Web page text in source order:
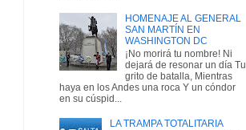
HOMENAJE AL GENERAL
SAN MARTÍN EN
WASHINGTON DC
¡No morirá tu nombre! Ni
dejará de resonar un día Tu
grito de batalla, Mientras
haya en los Andes una roca Y un cóndor
en su cúspid...
LA TRAMPA TOTALITARIA